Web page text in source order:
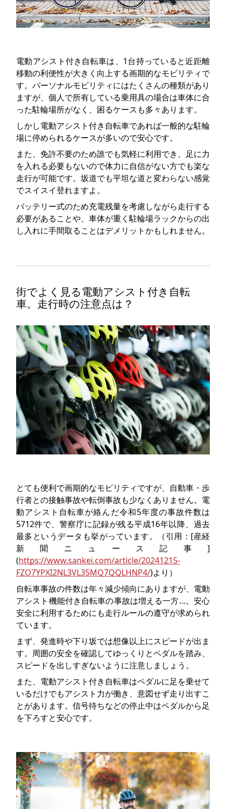
電動アシスト付き自転車は、1台持っていると近距離
移動の利便性が大きく向上する画期的なモビリティで
す。パーソナルモビリティにはたくさんの種類があり
ますが、個人で所有している乗用具の場合は車体に合
った駐輪場所がなく、困るケースも多々あります。
しかし電動アシスト付き自転車であれば一般的な駐輪
場に停められるケースが多いので安心です。
また、免許不要のため誰でも気軽に利用でき、足に力
を入れる必要もないので体力に自信がない方でも楽な
走行が可能です。坂道でも平坦な道と変わらない感覚
でスイスイ登れますよ。
バッテリー式のため充電残量を考慮しながら走行する
必要があることや、車体が重く駐輪場ラックからの出
し入れに手間取ることはデメリットかもしれません。
街でよく見る電動アシスト付き自転
車。走行時の注意点は？
とても便利で画期的なモビリティですが、自動車・歩
行者との接触事故や転倒事故も少なくありません。電
動アシスト自転車が絡んだ令和5年度の事故件数は
5712件で、警察庁に記録が残る平成16年以降、過去
最多というデータも挙がっています。（引用：[産経
新聞ニュース記事]
(https://www.sankei.com/article/20241215-
FZO7YPXI2NL3VL35MQ7QQLHNP4/)より）
自転車事故の件数は年々減少傾向にありますが、電動
アシスト機能付き自転車の事故は増える一方…。安心
安全に利用するためにも走行ルールの遵守が求められ
ています。
まず、発進時や下り坂では想像以上にスピードが出ま
す。周囲の安全を確認してゆっくりとペダルを踏み、
スピードを出しすぎないように注意しましょう。
また、電動アシスト付き自転車はペダルに足を乗せて
いるだけでもアシスト力が働き、意図せず走り出すこ
とがあります。信号待ちなどの停止中はペダルから足
を下ろすと安心です。